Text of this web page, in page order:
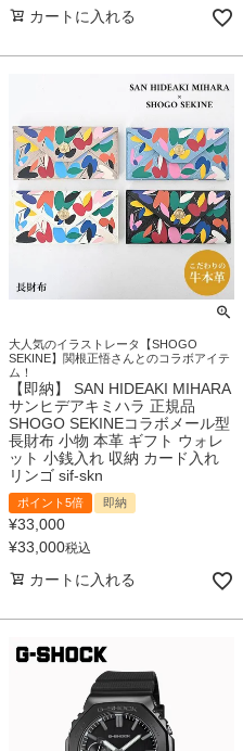
カートに入れる
大人気のイラストレータ【SHOGO
SEKINE】関根正悟さんとのコラボアイテ
ム！
【即納】 SAN HIDEAKI MIHARA
サンヒデアキミハラ 正規品
SHOGO SEKINEコラボメール型
長財布 小物 本革 ギフト ウォレ
ット 小銭入れ 収納 カード入れ
リンゴ sif-skn
ポイント5倍 即納
¥33,000
¥33,000税込
カートに入れる